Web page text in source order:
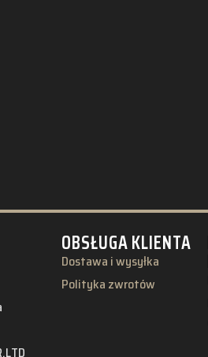
OBSŁUGA KLIENTA
Dostawa i wysyłka
Polityka zwrotów